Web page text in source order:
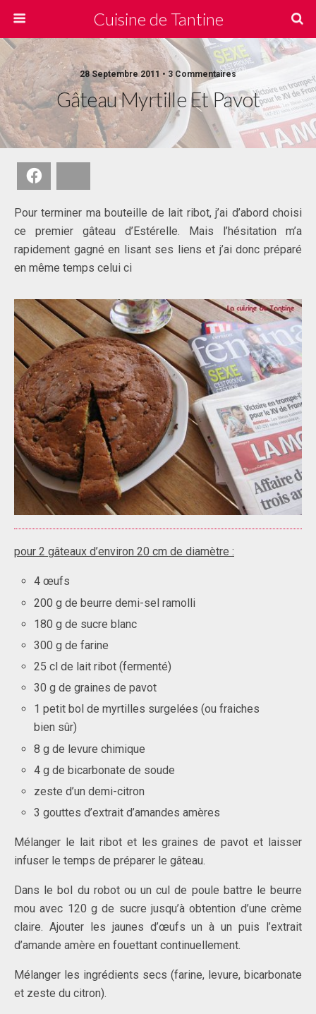
Cuisine de Tantine
28 Septembre 2011 • 3 Commentaires
Gâteau Myrtille Et Pavot
Pour terminer ma bouteille de lait ribot, j’ai d’abord choisi
ce premier gâteau d’Estérelle. Mais l’hésitation m’a
rapidement gagné en lisant ses liens et j’ai donc préparé
en même temps celui ci
pour 2 gâteaux d’environ 20 cm de diamètre :
4 œufs
200 g de beurre demi-sel ramolli
180 g de sucre blanc
300 g de farine
25 cl de lait ribot (fermenté)
30 g de graines de pavot
1 petit bol de myrtilles surgelées (ou fraiches
bien sûr)
8 g de levure chimique
4 g de bicarbonate de soude
zeste d’un demi-citron
3 gouttes d’extrait d’amandes amères
Mélanger le lait ribot et les graines de pavot et laisser
infuser le temps de préparer le gâteau.
Dans le bol du robot ou un cul de poule battre le beurre
mou avec 120 g de sucre jusqu’à obtention d’une crème
claire. Ajouter les jaunes d’œufs un à un puis l’extrait
d’amande amère en fouettant continuellement.
Mélanger les ingrédients secs (farine, levure, bicarbonate
et zeste du citron).